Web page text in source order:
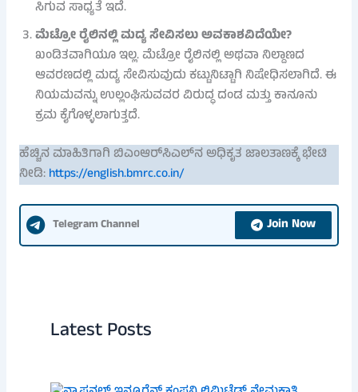
ಸಿಗುವ ಸಾಧ್ಯತೆ ಇದೆ.
ಮೆಟ್ರೋ ರೈಲಿನಲ್ಲಿ ಮದ್ಯ ಸೇವಿಸಲು ಅವಕಾಶವಿದೆಯೇ?
ಖಂಡಿತವಾಗಿಯೂ ಇಲ್ಲ. ಮೆಟ್ರೋ ರೈಲಿನಲ್ಲಿ ಅಥವಾ ನಿಲ್ದಾಣದ
ಆವರಣದಲ್ಲಿ ಮದ್ಯ ಸೇವಿಸುವುದು ಕಟ್ಟುನಿಟ್ಟಾಗಿ ನಿಷೇಧಿಸಲಾಗಿದೆ. ಈ
ನಿಯಮವನ್ನು ಉಲ್ಲಂಘಿಸುವವರ ವಿರುದ್ಧ ದಂಡ ಮತ್ತು ಕಾನೂನು
ಕ್ರಮ ಕೈಗೊಳ್ಳಲಾಗುತ್ತದೆ.
ಹೆಚ್ಚಿನ ಮಾಹಿತಿಗಾಗಿ ಬಿಎಂಆರ್‌ಸಿಎಲ್‌ನ ಅಧಿಕೃತ ಜಾಲತಾಣಕ್ಕೆ ಭೇಟಿ
ನೀಡಿ:https://english.bmrc.co.in/
Telegram Channel Join Now
Latest Posts